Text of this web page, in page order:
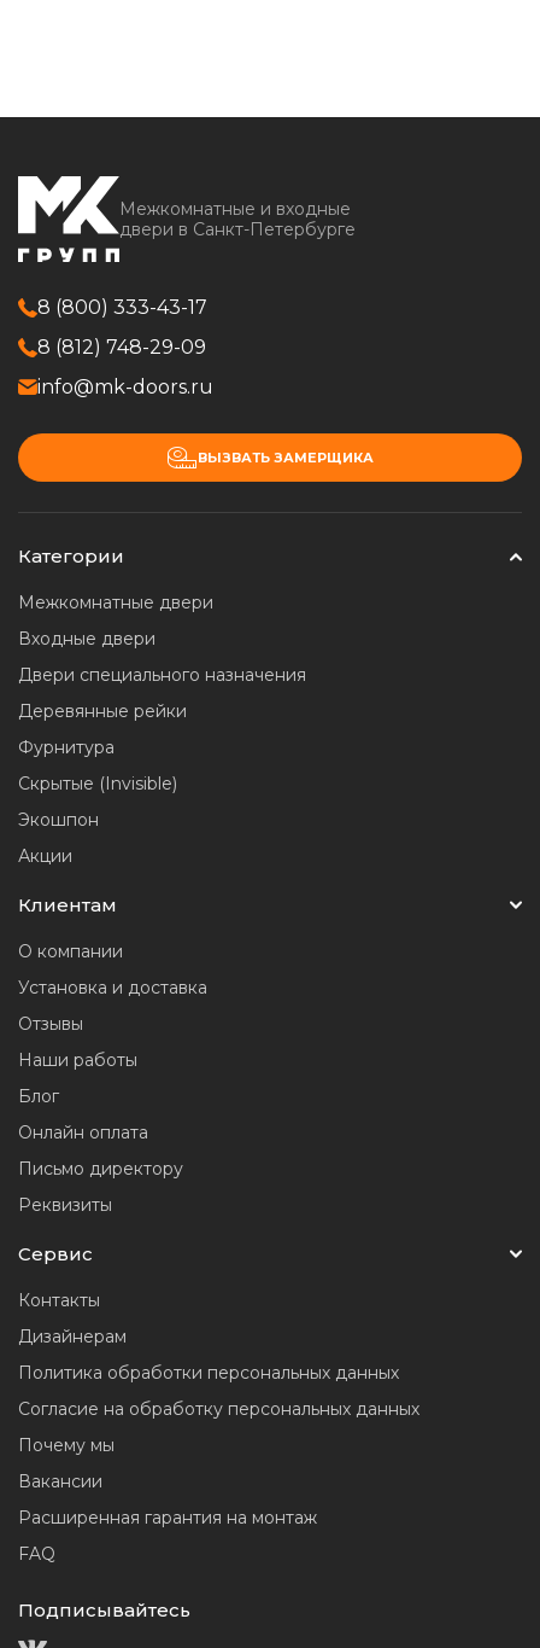
Межкомнатные и входные
двери в Санкт-Петербурге
8 (800) 333-43-17
8 (812) 748-29-09
info@mk-doors.ru
ВЫЗВАТЬ ЗАМЕРЩИКА
Категории
Межкомнатные двери
Входные двери
Двери специального назначения
Деревянные рейки
Фурнитура
Скрытые (Invisible)
Экошпон
Акции
Клиентам
О компании
Установка и доставка
Отзывы
Наши работы
Блог
Онлайн оплата
Письмо директору
Реквизиты
Сервис
Контакты
Дизайнерам
Политика обработки персональных данных
Согласие на обработку персональных данных
Почему мы
Вакансии
Расширенная гарантия на монтаж
FAQ
Подписывайтесь